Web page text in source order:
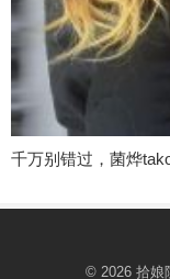
千万别错过，菌烨
© 2026 拾娘